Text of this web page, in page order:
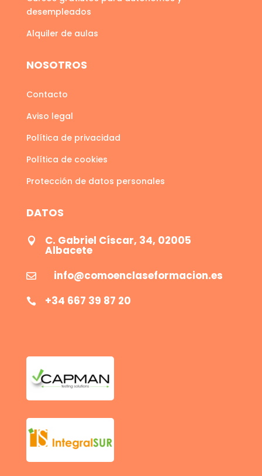
desempleados
Alquiler de aulas
NOSOTROS
Contacto
Aviso legal
Política de privacidad
Política de cookies
Protección de datos personales
DATOS
 C. Gabriel Císcar, 34, 02005
Albacete
 info@comoenclaseformacion.es
 +34 667 39 87 20